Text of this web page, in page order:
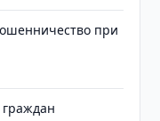
при